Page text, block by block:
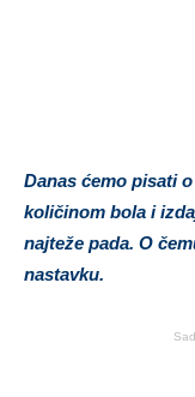
Danas ćemo pisati
količinom bola i
najteže pada. O
nastavku.